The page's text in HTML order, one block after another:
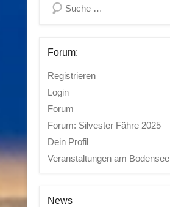
Suchen
Forum:
Registrieren
Login
Forum
Forum: Silvester Fähre 2025
Dein Profil
Veranstaltungen am Bodensee
News